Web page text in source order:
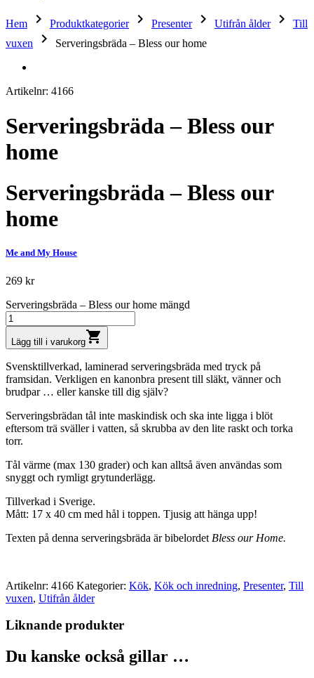
Hem keyboard_arrow_right Produktkategorier keyboard_arrow_right Presenter keyboard_arrow_right Utifrån ålder keyboard_arrow_right
Till
vuxen
keyboard_arrow_right Serveringsbräda – Bless our home
Artikelnr: 4166
Serveringsbräda – Bless our
home
Serveringsbräda – Bless our
home
Me and My House
269 kr
Serveringsbräda – Bless our home mängd
Lägg till i varukorgshopping_cart
Svensktillverkad, laminerad serveringsbräda med tryck på
framsidan. Verkligen en kanonbra present till släkt, vänner och
brudpar … eller kanske till dig själv?
Serveringsbrädan tål inte maskindisk och ska inte ligga i blöt
eftersom trä sväller i vatten, så skrubba av den lite raskt och torka
torr.
Tål värme (max 130 grader) och kan alltså även användas som
snyggt och rymligt grytunderlägg.
Tillverkad i Sverige.
Mått: 17 x 40 cm med hål i toppen. Tjusig att hänga upp!
Texten på denna serveringsbräda är bibelordet Bless our Home.
Artikelnr: 4166 Kategorier: Kök, Kök och inredning, Presenter, Till
vuxen, Utifrån ålder
Liknande produkter
Du kanske också gillar …